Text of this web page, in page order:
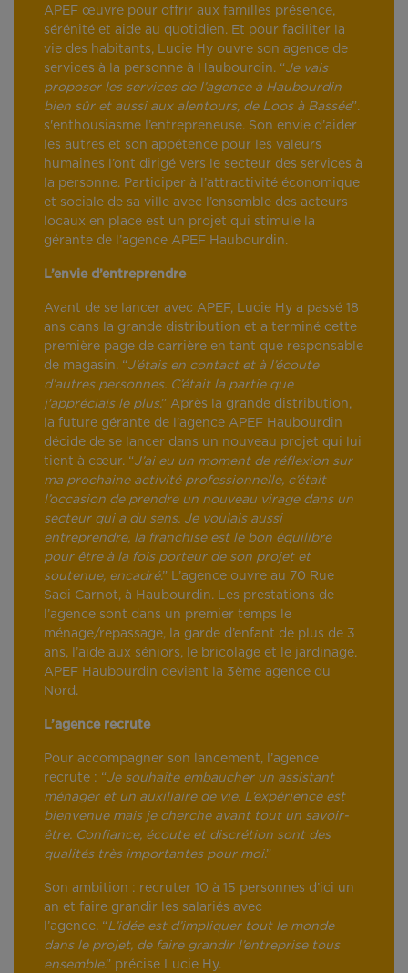
APEF œuvre pour offrir aux familles présence,
sérénité et aide au quotidien. Et pour faciliter la
vie des habitants, Lucie Hy ouvre son agence de
services à la personne à Haubourdin. “Je vais
proposer les services de l’agence à Haubourdin
bien sûr et aussi aux alentours, de Loos à Bassée”.
s'enthousiasme l’entrepreneuse. Son envie d’aider
les autres et son appétence pour les valeurs
humaines l’ont dirigé vers le secteur des services à
la personne. Participer à l’attractivité économique
et sociale de sa ville avec l’ensemble des acteurs
locaux en place est un projet qui stimule la
gérante de l’agence APEF Haubourdin.
L’envie d’entreprendre
Avant de se lancer avec APEF, Lucie Hy a passé 18
ans dans la grande distribution et a terminé cette
première page de carrière en tant que responsable
de magasin. “J’étais en contact et à l’écoute
d’autres personnes. C’était la partie que
j'appréciais le plus.” Après la grande distribution,
la future gérante de l’agence APEF Haubourdin
décide de se lancer dans un nouveau projet qui lui
tient à cœur. “J’ai eu un moment de réflexion sur
ma prochaine activité professionnelle, c’était
l’occasion de prendre un nouveau virage dans un
secteur qui a du sens. Je voulais aussi
entreprendre, la franchise est le bon équilibre
pour être à la fois porteur de son projet et
soutenue, encadré.” L’agence ouvre au 70 Rue
Sadi Carnot, à Haubourdin. Les prestations de
l’agence sont dans un premier temps le
ménage/repassage, la garde d’enfant de plus de 3
ans, l’aide aux séniors, le bricolage et le jardinage.
APEF Haubourdin devient la 3ème agence du
Nord.
L’agence recrute
Pour accompagner son lancement, l’agence
recrute : “Je souhaite embaucher un assistant
ménager et un auxiliaire de vie. L’expérience est
bienvenue mais je cherche avant tout un savoir-
être. Confiance, écoute et discrétion sont des
qualités très importantes pour moi.”
Son ambition : recruter 10 à 15 personnes d’ici un
an et faire grandir les salariés avec
l’agence. “L’idée est d’impliquer tout le monde
dans le projet, de faire grandir l’entreprise tous
ensemble.” précise Lucie Hy.